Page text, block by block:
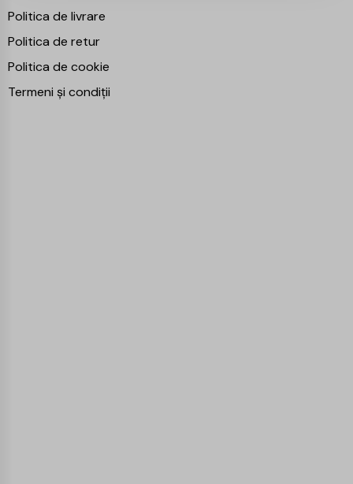
Politica de livrare
Politica de retur
Politica de cookie
Termeni și condiții